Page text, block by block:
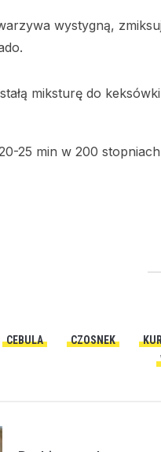
wystygną,
miksturę do
25 min w 200
CEBULA CZOSNEK